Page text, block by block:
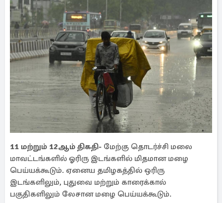
11 மற்றும் 12ஆம் திகதி- மேற்கு தொடர்ச்சி மலை
மாவட்டங்களில் ஓரிரு இடங்களில் மிதமான மழை
பெய்யக்கூடும். ஏனைய தமிழகத்தில் ஒரிரு
இடங்களிலும், புதுவை மற்றும் காரைக்கால்
பகுதிகளிலும் லேசான மழை பெய்யக்கூடும்.